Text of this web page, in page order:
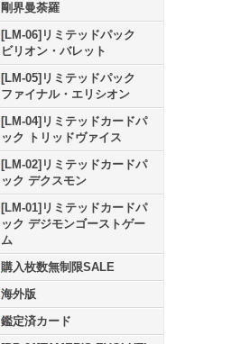
剛界曼荼羅
[LM-06]リミテッドパック
ビリオン・バレット
[LM-05]リミテッドパック
ファイナル・エリシオン
[LM-04]リミテッドカードパ
ック トリッドヴァイス
[LM-02]リミテッドカードパ
ック デクスモン
[LM-01]リミテッドカードパ
ック デジモンゴーストゲー
ム
購入枚数無制限SALE
海外版
鑑定済カード